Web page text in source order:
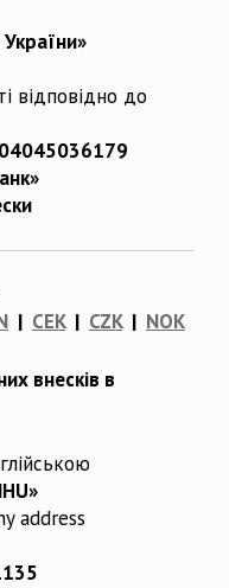
відповідно до
| CEK| CZK| NOK
внесків в
address